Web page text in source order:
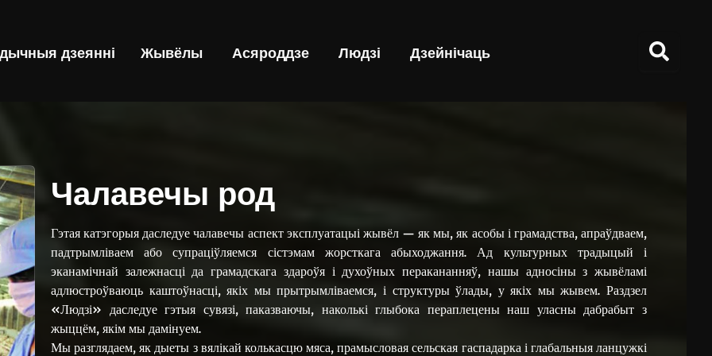
дзеянні Жывёлы Асяроддзе Людзі Дзейнічаць
Чалавечы род
Гэтая катэгорыя даследуе чалавечы аспект эксплуатацыі жывёл — як мы, як асобы і грамадства, апраўдваем,
падтрымліваем або супраціўляемся сістэмам жорсткага абыходжання. Ад культурных традыцый і
эканамічнай залежнасці да грамадскага здароўя і духоўных перакананняў, нашы адносіны з жывёламі
адлюстроўваюць каштоўнасці, якіх мы прытрымліваемся, і структуры ўлады, у якіх мы жывем. Раздзел
«Людзі» даследуе гэтыя сувязі, паказваючы, наколькі глыбока пераплецены наш уласны дабрабыт з
жыццём, якім мы дамінуем.
Мы разглядаем, як дыеты з вялікай колькасцю мяса, прамысловая сельская гаспадарка і глабальныя ланцужкі